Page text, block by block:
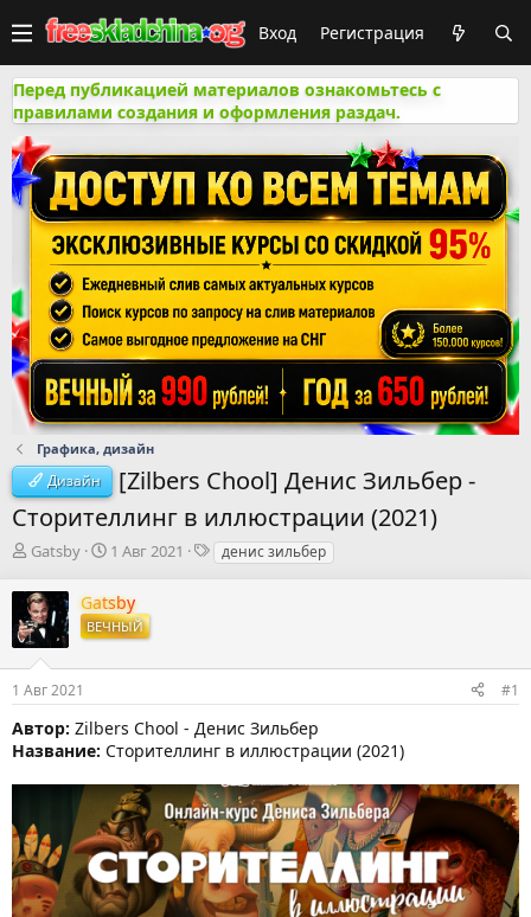
Вход Регистрация
Перед публикацией материалов ознакомьтесь с
правилами создания и оформления раздач.
Графика, дизайн
Дизайн
[Zilbers Chool] Денис Зильбер -
Сторителлинг в иллюстрации (2021)
А
т
о
р
м
ы
Gatsby
Д
т
а
н
а
л
а
1 Авг 2021
Тденис зильбер
Gatsby
ВЕЧНЫЙ
1 Авг 2021 #1
Автор: Zilbers Chool - Денис Зильбер
Название: Сторителлинг в иллюстрации (2021)